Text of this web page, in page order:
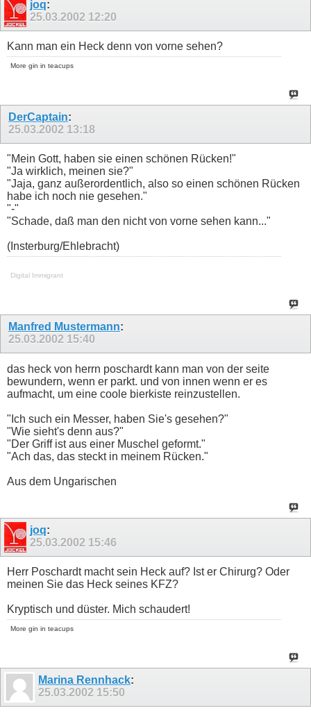
joq:
25.03.2002 12:20
Kann man ein Heck denn von vorne sehen?
More gin in teacups
DerCaptain:
25.03.2002 13:18
"Mein Gott, haben sie einen schönen Rücken!"
"Ja wirklich, meinen sie?"
"Jaja, ganz außerordentlich, also so einen schönen Rücken
habe ich noch nie gesehen."
"-"
"Schade, daß man den nicht von vorne sehen kann..."
(Insterburg/Ehlebracht)
Digital Immigrant
Manfred Mustermann:
25.03.2002 15:40
das heck von herrn poschardt kann man von der seite
bewundern, wenn er parkt. und von innen wenn er es
aufmacht, um eine coole bierkiste reinzustellen.
"Ich such ein Messer, haben Sie's gesehen?"
"Wie sieht's denn aus?"
"Der Griff ist aus einer Muschel geformt."
"Ach das, das steckt in meinem Rücken."
Aus dem Ungarischen
joq:
25.03.2002 15:46
Herr Poschardt macht sein Heck auf? Ist er Chirurg? Oder
meinen Sie das Heck seines KFZ?
Kryptisch und düster. Mich schaudert!
More gin in teacups
Marina Rennhack:
25.03.2002 15:50